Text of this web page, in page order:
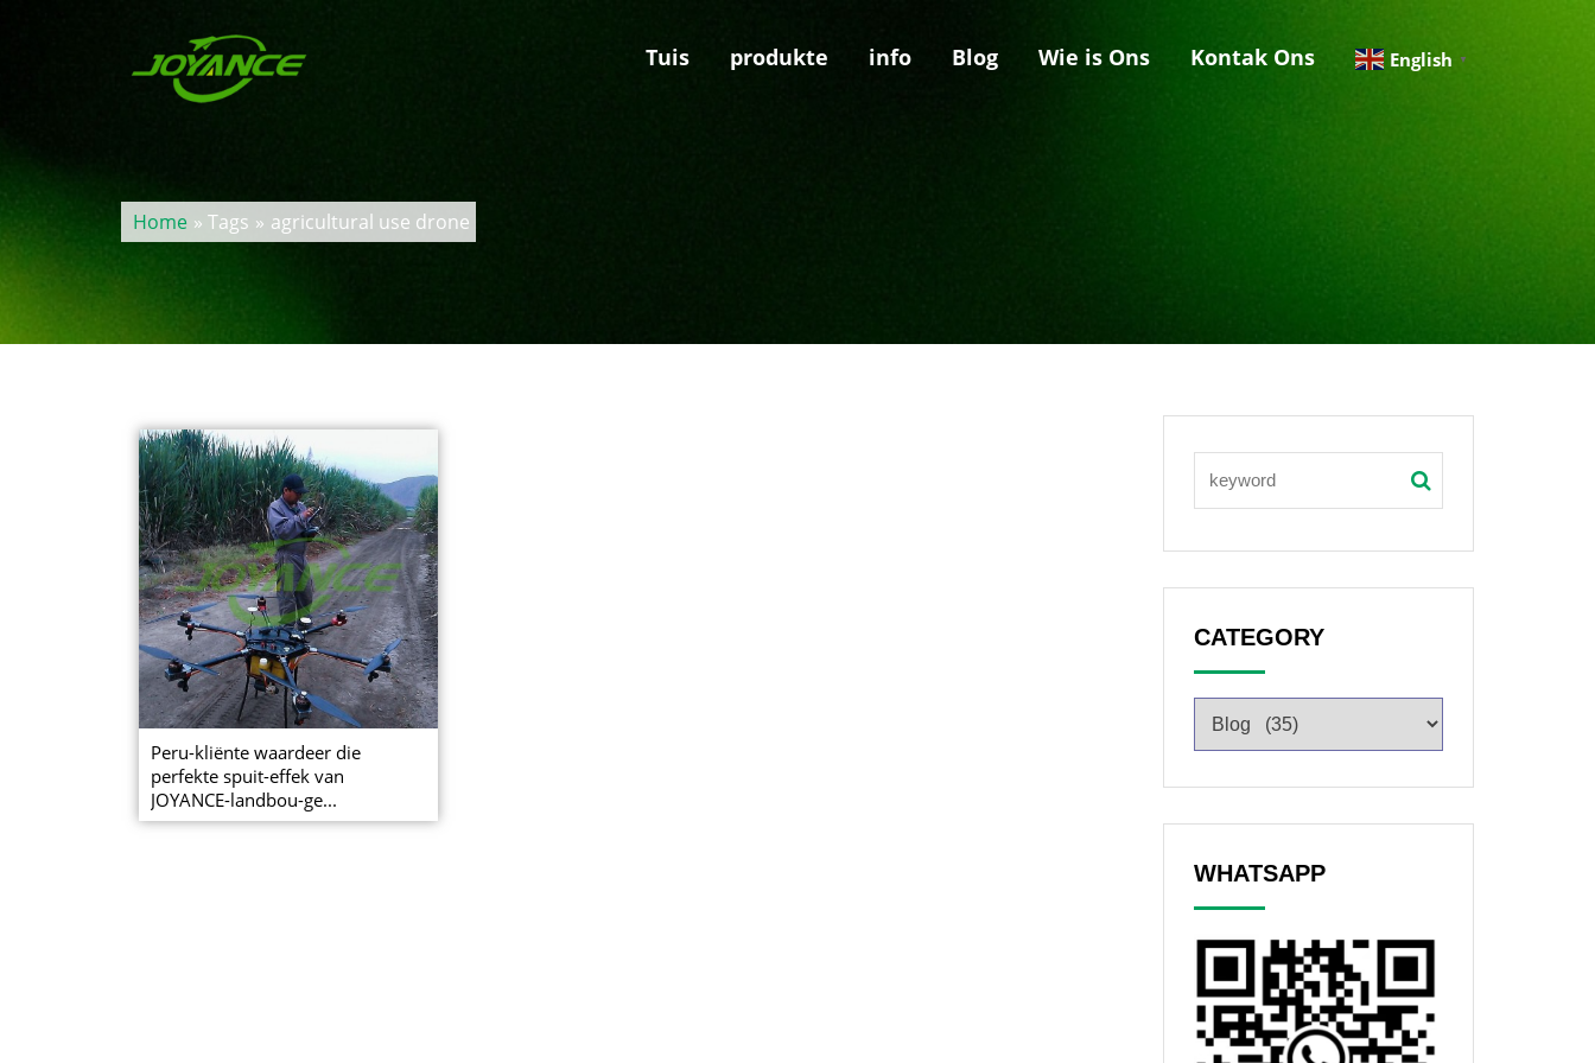
Tuis produkte info Blog Wie is Ons Kontak Ons English ▼
Home » Tags agricultural use drone
»
Peru-kliënte waardeer die
perfekte spuit-effek van
JOYANCE-landbou-ge...
CATEGORY
WHATSAPP